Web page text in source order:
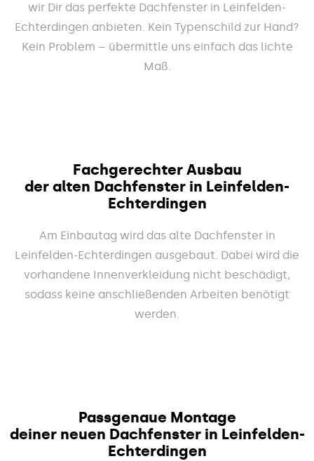
wir Dir das perfekte Dachfenster in Leinfelden-
Echterdingen anbieten. Kein Typenschild zur Hand?
Kein Problem – übermittle uns einfach das lichte
Maß.
Fachgerechter Ausbau
der alten Dachfenster in Leinfelden-
Echterdingen
Am Einbautag wird das alte Dachfenster in
Leinfelden-Echterdingen ausgebaut. Dabei wird die
vorhandene Innenverkleidung nicht beschädigt,
sodass keine anschließenden Arbeiten benötigt
werden.
Passgenaue Montage
deiner neuen Dachfenster in Leinfelden-
Echterdingen